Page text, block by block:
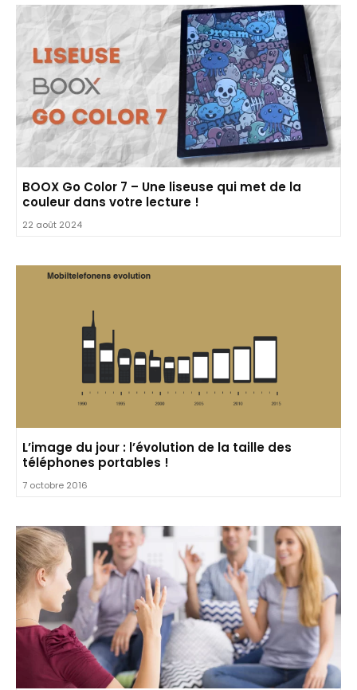
BOOX Go Color 7 – Une liseuse qui met de la
couleur dans votre lecture !
22 août 2024
L’image du jour : l’évolution de la taille des
téléphones portables !
7 octobre 2016